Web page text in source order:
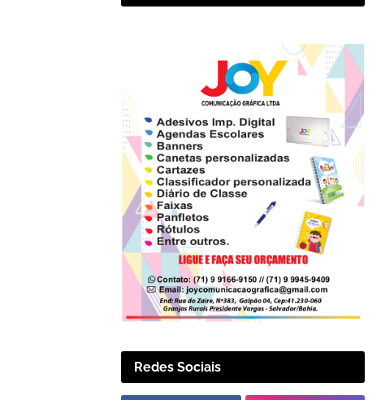
Redes Sociais